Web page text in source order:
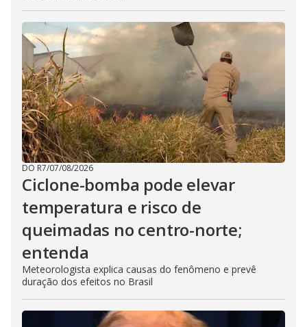
DO R7/07/08/2026
Ciclone-bomba pode elevar
temperatura e risco de
queimadas no centro-norte;
entenda
Meteorologista explica causas do fenômeno e prevê
duração dos efeitos no Brasil